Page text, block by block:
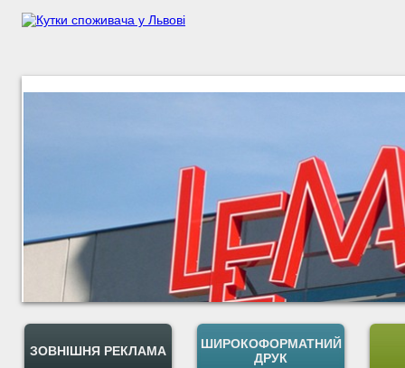
ЗОВНІШНЯ РЕКЛАМА
ШИРОКОФОРМАТНИЙ
ДРУК